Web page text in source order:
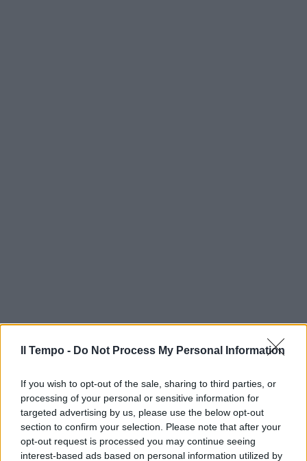
Il Tempo - Do Not Process My Personal Information
If you wish to opt-out of the sale, sharing to third parties, or
processing of your personal or sensitive information for
targeted advertising by us, please use the below opt-out
section to confirm your selection. Please note that after your
opt-out request is processed you may continue seeing
interest-based ads based on personal information utilized by